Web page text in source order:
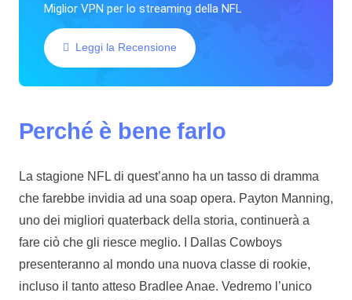
Miglior VPN per lo streaming della NFL
Leggi la Recensione
Perché è bene farlo
La stagione NFL di quest’anno ha un tasso di dramma
che farebbe invidia ad una soap opera. Payton Manning,
uno dei migliori quaterback della storia, continuerà a
fare ciò che gli riesce meglio. I Dallas Cowboys
presenteranno al mondo una nuova classe di rookie,
incluso il tanto atteso Bradlee Anae. Vedremo l’unico